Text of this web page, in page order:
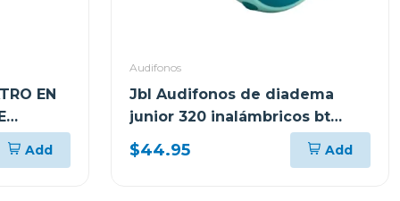
EN
Add
Audifonos
Jbl Audifonos de diadema
junior 320 inalámbricos bt
verde grnam
$44.95 Add